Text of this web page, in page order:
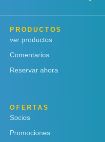
PRODUCTOS
ver productos
Comentarios
Reservar ahora
OFERTAS
Socios
Promociones